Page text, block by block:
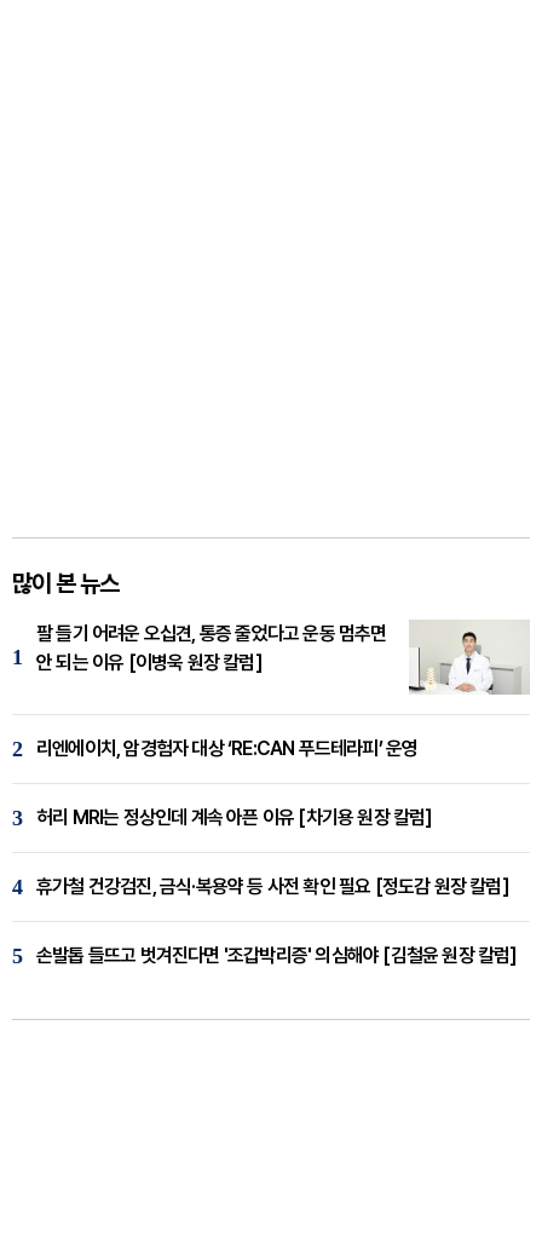
많이 본 뉴스
1
팔 들기 어려운 오십견, 통증 줄었다고 운동 멈추면
안 되는 이유 [이병욱 원장 칼럼]
2 리엔에이치, 암경험자 대상 ‘RE:CAN 푸드테라피’ 운영
3 허리 MRI는 정상인데 계속 아픈 이유 [차기용 원장 칼럼]
4 휴가철 건강검진, 금식·복용약 등 사전 확인 필요 [정도감 원장 칼럼]
5 손발톱 들뜨고 벗겨진다면 '조갑박리증' 의심해야 [김철윤 원장 칼럼]